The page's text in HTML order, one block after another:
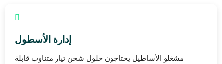
إدارة الأسطول
مشغلو الأساطيل يحتاجون حلول شحن تيار متناوب قابلة